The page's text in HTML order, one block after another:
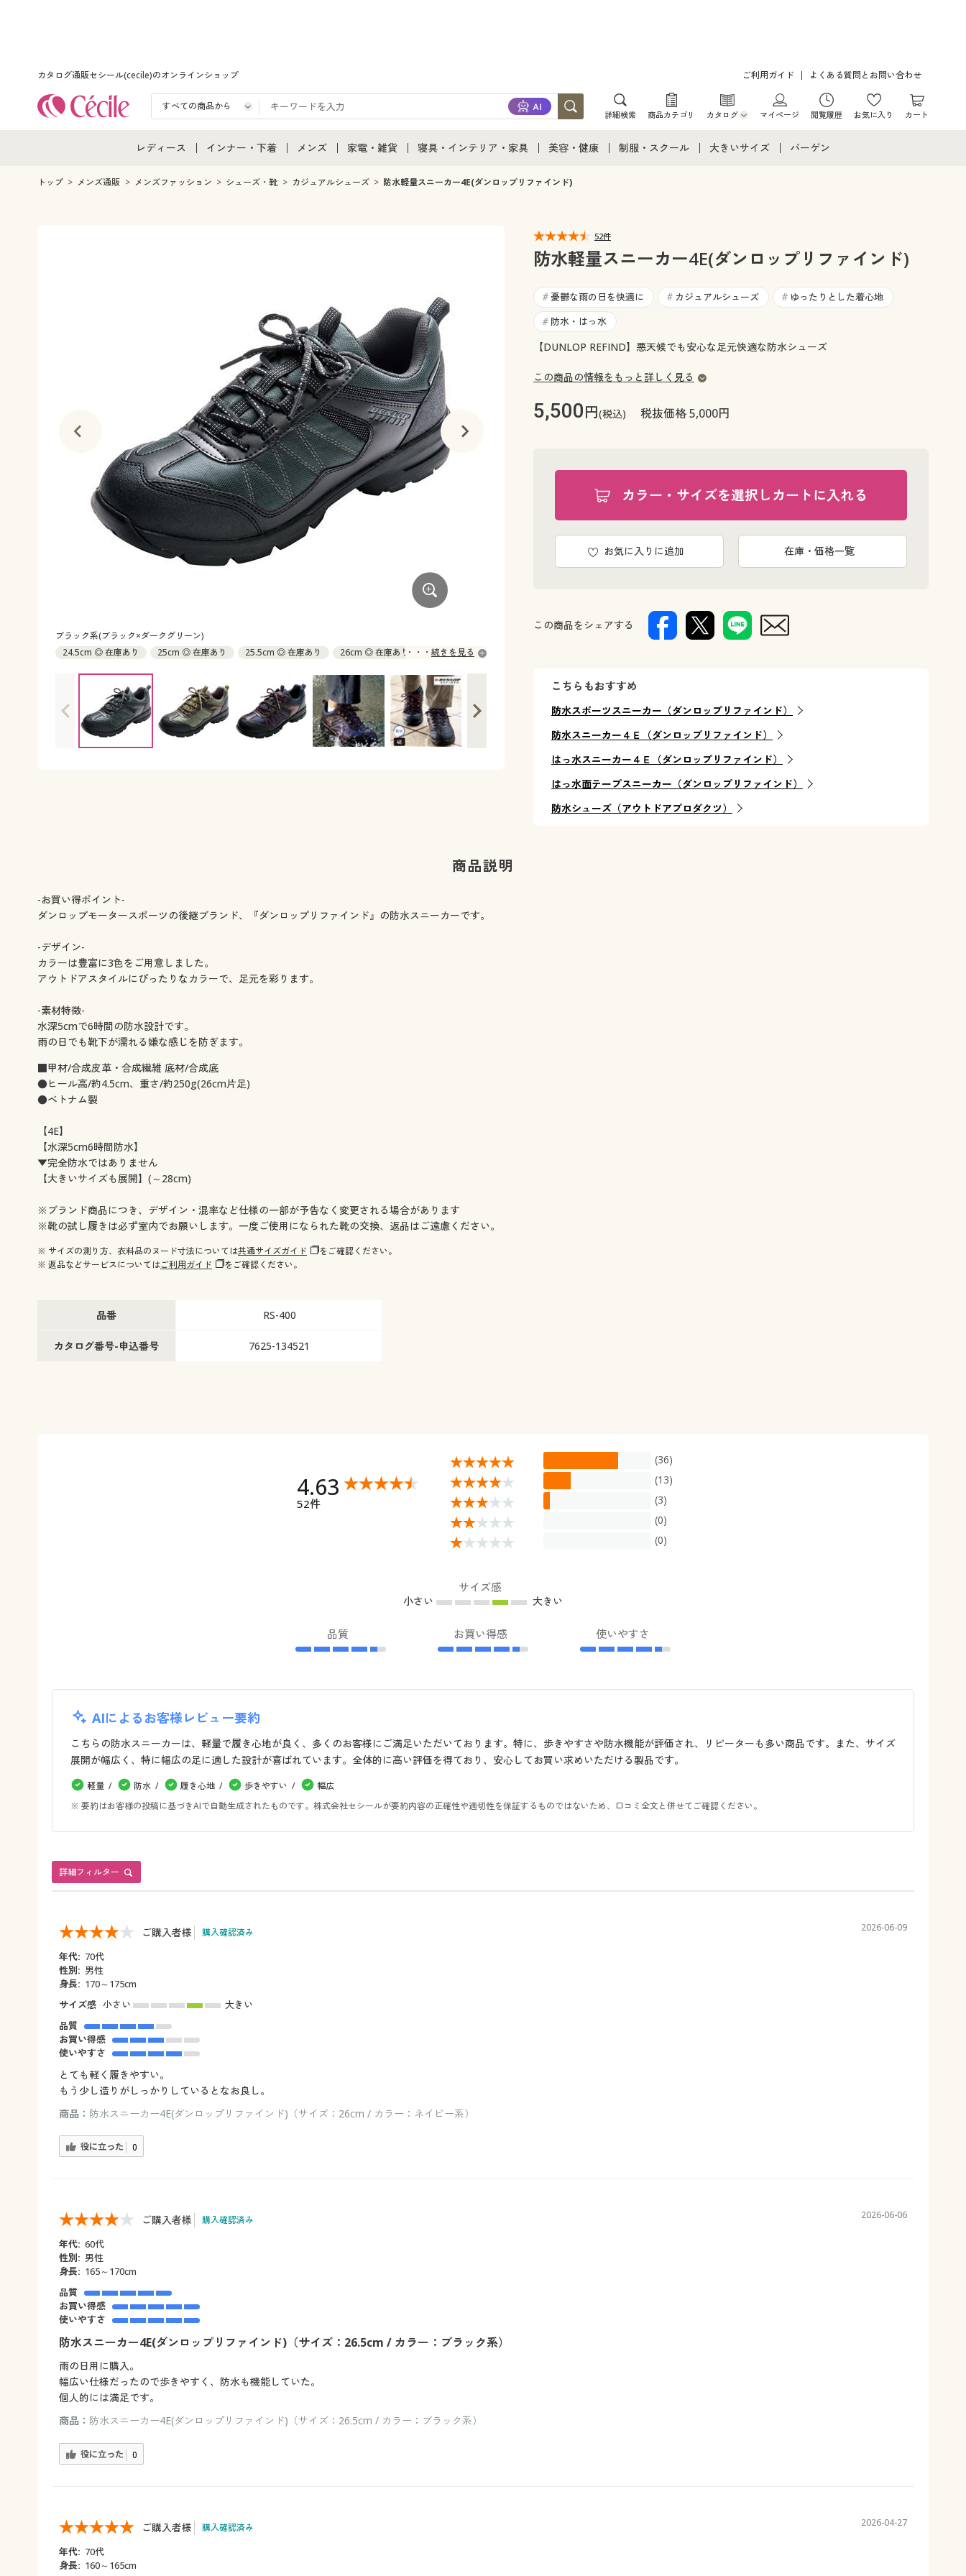
カタログ通販セシール(cecile)のオンラインショップ ご利用ガイド よくある質問とお問い合わせ
詳細検索 商品カテゴリ カタログ
カタログ・チラシからのご注文
マイページ 閲覧履歴 お気に入り カート
レディース
レディース通販すべて
インナー・下着
インナー・下着通販すべて
メンズ
メンズ通販すべて
家電・雑貨
家電・雑貨すべて
寝具・インテリア・家具
寝具・インテリア・家具通販すべて
カーテン・ラグ・ファブリック
美容・健康
美容・健康通販すべて
制服・スクール
ジュニア・ティーンズ下着
大きいサイズ
大きいサイズ レディース下着
大きいサイズ メンズ
バーゲン
トップ メンズ通販 メンズファッション シューズ・靴 カジュアルシューズ 防水軽量スニーカー4E(ダンロップリファインド)
ブラック系(ブラック×ダークグリーン)
24.5cm ◎ 在庫あり
25cm ◎ 在庫あり 25.5cm ◎ 在庫あり
26cm ◎ 在庫あり
続きを見る
52件
防水軽量スニーカー4E(ダンロップリファインド)
# 憂鬱な雨の日を快適に # カジュアルシューズ # ゆったりとした着心地
# 防水・はっ水
【DUNLOP REFIND】悪天候でも安心な足元快適な防水シューズ
この商品の情報をもっと詳しく見る
5,500円(税込) 税抜価格 5,000円
カラー・サイズを選択しカートに入れる
お気に入りに追加 在庫・価格一覧
この商品をシェアする
こちらもおすすめ
防水スポーツスニーカー（ダンロップリファインド）
防水スニーカー４Ｅ（ダンロップリファインド）
はっ水スニーカー４Ｅ（ダンロップリファインド）
はっ水面テープスニーカー（ダンロップリファインド）
防水シューズ（アウトドアプロダクツ）
商品説明
-お買い得ポイント-
ダンロップモータースポーツの後継ブランド、『ダンロップリファインド』の防水スニーカーです。
-デザイン-
カラーは豊富に3色をご用意しました。
アウトドアスタイルにぴったりなカラーで、足元を彩ります。
-素材特徴-
水深5cmで6時間の防水設計です。
雨の日でも靴下が濡れる嫌な感じを防ぎます。
■甲材/合成皮革・合成繊維 底材/合成底
●ヒール高/約4.5cm、重さ/約250g(26cm片足)
●ベトナム製
【4E】
【水深5cm6時間防水】
▼完全防水ではありません
【大きいサイズも展開】(～28cm)
※ブランド商品につき、デザイン・混率など仕様の一部が予告なく変更される場合があります
※靴の試し履きは必ず室内でお願いします。一度ご使用になられた靴の交換、返品はご遠慮ください。
※ サイズの測り方、衣料品のヌード寸法については共通サイズガイド
をご確認ください。
※ 返品などサービスについてはご利用ガイド をご確認ください。
品番 RS-400
カタログ番号-申込番号 7625-134521
4.63
52件
(36)
(13)
(3)
(0)
(0)
サイズ感
小さい 大きい
品質 お買い得感 使いやすさ
AIによるお客様レビュー要約
こちらの防水スニーカーは、軽量で履き心地が良く、多くのお客様にご満足いただいております。特に、歩きやすさや防水機能が評価され、リピーターも多い商品です。また、サイズ
展開が幅広く、特に幅広の足に適した設計が喜ばれています。全体的に高い評価を得ており、安心してお買い求めいただける製品です。
軽量 防水 履き心地 歩きやすい
幅広
※ 要約はお客様の投稿に基づきAIで自動生成されたものです。株式会社セシールが要約内容の正確性や適切性を保証するものではないため、口コミ全文と併せてご確認ください。
詳細フィルター
ご購入者様 購入確認済み 2026-06-09
年代: 70代
性別: 男性
身長: 170～175cm
サイズ感 小さい
大きい
品質
お買い得感
使いやすさ
とても軽く履きやすい。
もう少し造りがしっかりしているとなお良し。
商品： 防水スニーカー4E(ダンロップリファインド)（サイズ：26cm / カラー：ネイビー系）
役に立った 0
ご購入者様 購入確認済み 2026-06-06
年代: 60代
性別: 男性
身長: 165～170cm
品質
お買い得感
使いやすさ
防水スニーカー4E(ダンロップリファインド)（サイズ：26.5cm / カラー：ブラック系）
雨の日用に購入。
幅広い仕様だったので歩きやすく、防水も機能していた。
個人的には満足です。
商品： 防水スニーカー4E(ダンロップリファインド)（サイズ：26.5cm / カラー：ブラック系）
役に立った 0
ご購入者様 購入確認済み 2026-04-27
年代: 70代
身長: 160～165cm